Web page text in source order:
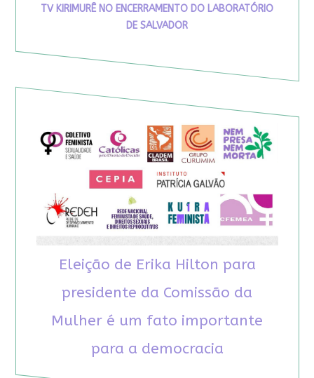
TV KIRIMURÊ NO ENCERRAMENTO DO LABORATÓRIO
DE SALVADOR
Eleição de Erika Hilton para
presidente da Comissão da
Mulher é um fato importante
para a democracia